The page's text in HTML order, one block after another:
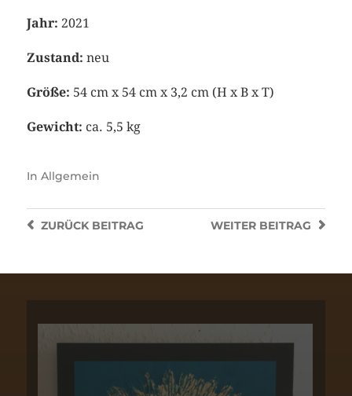
Jahr: 2021
Zustand: neu
Größe: 54 cm x 54 cm x 3,2 cm (H x B x T)
Gewicht: ca. 5,5 kg
In Allgemein
WEITER BEITRAG
ZURÜCKBEITRAG